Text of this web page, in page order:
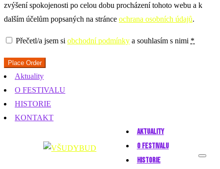
zvýšení spokojenosti po celou dobu procházení tohoto webu a k
dalším účelům popsaných na stránce ochrana osobních údajů.
Přečetl/a jsem si obchodní podmínky a souhlasím s nimi *
Place Order
Aktuality
O FESTIVALU
HISTORIE
KONTAKT
AKTUALITY
O FESTIVALU
HISTORIE